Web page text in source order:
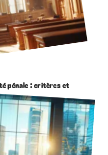
pénale : critères et